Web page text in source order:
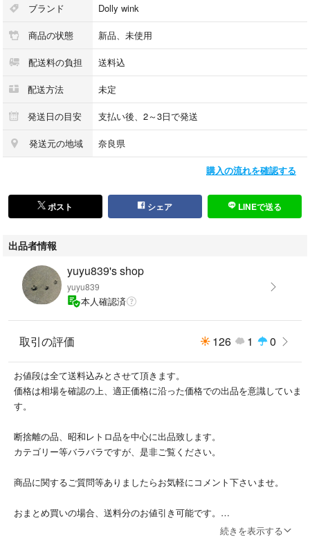
ブランド Dolly wink
商品の状態 新品、未使用
配送料の負担 送料込
配送方法 未定
発送日の目安 支払い後、2～3日で発送
発送元の地域 奈良県
購入の流れを確認する
ポスト シェア LINEで送る
出品者情報
yuyu839's shop
yuyu839
本人確認済
取引の評価 126 1 0
お値段は全て送料込みとさせて頂きます。
価格は相場を確認の上、適正価格に沿った価格での出品を意識していま
す。
断捨離の品、昭和レトロ品を中心に出品致します。
カテゴリー等バラバラですが、是非ご覧ください。
商品に関するご質問等ありましたらお気軽にコメント下さいませ。
おまとめ買いの場合、送料分のお値引き可能です。
続きを表示する